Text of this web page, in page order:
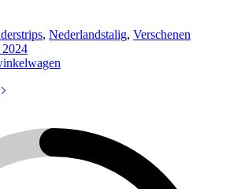
, Nederlandstalig, Verschenen
2024